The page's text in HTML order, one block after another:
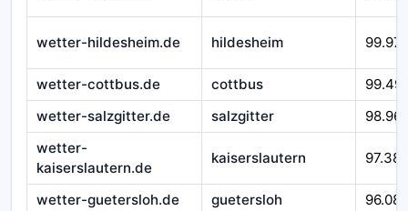
wetter-hildesheim.de hildesheim
wetter-cottbus.de cottbus
99.491
wetter-salzgitter.de
salzgitter
wetter-
kaiserslautern.de
kaiserslautern 97.382
wetter-guetersloh.de guetersloh
96.085